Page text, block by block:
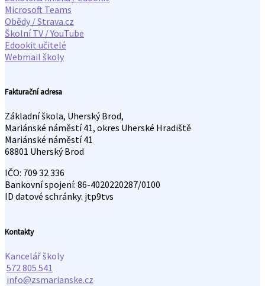
Microsoft Teams
Obědy / Strava.cz
Školní TV / YouTube
Edookit učitelé
Webmail školy
Fakturační adresa
Základní škola, Uherský Brod,
Mariánské náměstí 41, okres Uherské Hradiště
Mariánské náměstí 41
68801 Uherský Brod
IČO: 709 32 336
Bankovní spojení: 86-4020220287/0100
ID datové schránky: jtp9tvs
Kontakty
Kancelář školy
572 805 541
info@zsmarianske.cz